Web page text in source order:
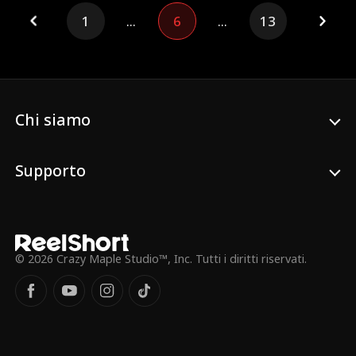
complotto.
1 ... 6 ... 13
Chi siamo
Supporto
© 2026 Crazy Maple Studio™, Inc. Tutti i diritti riservati.